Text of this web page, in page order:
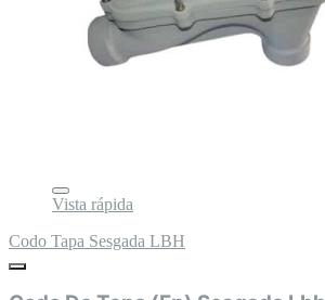
Vista rápida
Codo Tapa Sesgada LBH